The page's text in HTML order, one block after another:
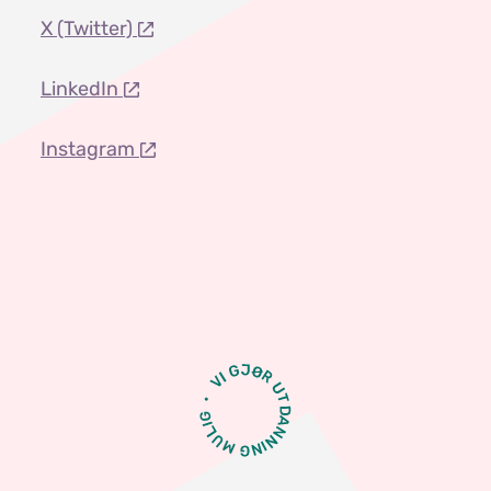
X (Twitter)
LinkedIn
Instagram